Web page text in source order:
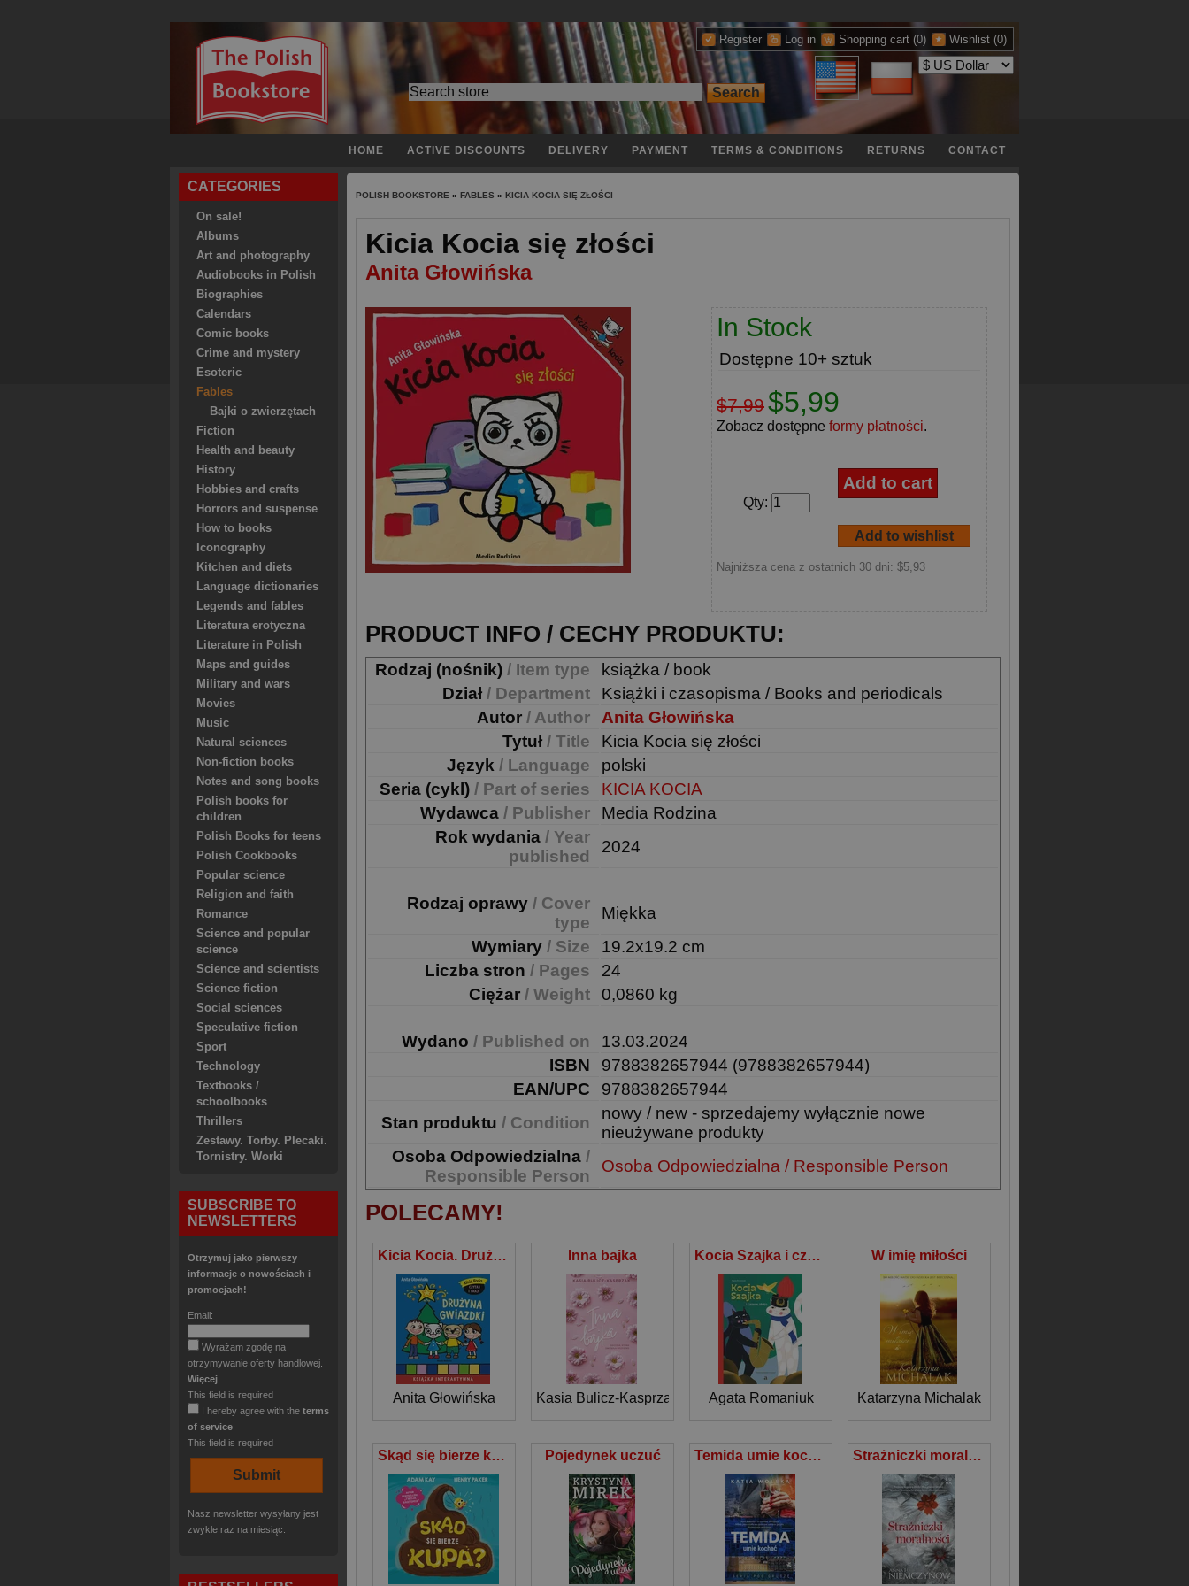
Register Log in Shopping cart (0) Wishlist (0)
HOME ACTIVE DISCOUNTS DELIVERY PAYMENT TERMS & CONDITIONS RETURNS CONTACT
CATEGORIES
On sale!
Albums
Art and photography
Audiobooks in Polish
Biographies
Calendars
Comic books
Crime and mystery
Esoteric
Fables
Bajki o zwierzętach
Fiction
Health and beauty
History
Hobbies and crafts
Horrors and suspense
How to books
Iconography
Kitchen and diets
Language dictionaries
Legends and fables
Literatura erotyczna
Literature in Polish
Maps and guides
Military and wars
Movies
Music
Natural sciences
Non-fiction books
Notes and song books
Polish books for
children
Polish Books for teens
Polish Cookbooks
Popular science
Religion and faith
Romance
Science and popular
science
Science and scientists
Science fiction
Social sciences
Speculative fiction
Sport
Technology
Textbooks /
schoolbooks
Thrillers
Zestawy. Torby. Plecaki.
Tornistry. Worki
SUBSCRIBE TO
NEWSLETTERS
Otrzymuj jako pierwszy
informacje o nowościach i
promocjach!
Email:
Wyrażam zgodę na
otrzymywanie oferty handlowej.
Więcej
This field is required
I hereby agree with the terms
of service
This field is required
Nasz newsletter wysyłany jest
zwykle raz na miesiąc.
POLISH BOOKSTORE » FABLES » KICIA KOCIA SIĘ ZŁOŚCI
Kicia Kocia się złości
Anita Głowińska
In Stock
Dostępne 10+ sztuk
$7,99$5,99
Zobacz dostępne formy płatności.
Qty:
Najniższa cena z ostatnich 30 dni: $5,93
PRODUCT INFO / CECHY PRODUKTU:
Rodzaj (nośnik) / Item type
książka / book
Dział / Department
Książki i czasopisma / Books and periodicals
Autor / Author
Anita Głowińska
Tytuł / Title
Kicia Kocia się złości
Język / Language
polski
Seria (cykl) / Part of series
KICIA KOCIA
Wydawca / Publisher
Media Rodzina
Rok wydania / Year
published
2024
Rodzaj oprawy / Cover
type
Miękka
Wymiary / Size
19.2x19.2 cm
Liczba stron / Pages
24
Ciężar / Weight 0,0860 kg
Wydano / Published on
13.03.2024
ISBN
9788382657944 (9788382657944)
EAN/UPC
9788382657944
Stan produktu / Condition
nowy / new - sprzedajemy wyłącznie nowe
nieużywane produkty
Osoba Odpowiedzialna /
Responsible Person
Osoba Odpowiedzialna / Responsible Person
POLECAMY!
Kicia Kocia. Drużyna Gwiazdki
Anita Głowińska
Inna bajka
Kasia Bulicz-Kasprzak
Kocia Szajka i czarne złoto
Agata Romaniuk
W imię miłości
Katarzyna Michalak
Skąd się bierze kupa? Pojedynek uczuć Temida umie kochać Strażniczki moralności